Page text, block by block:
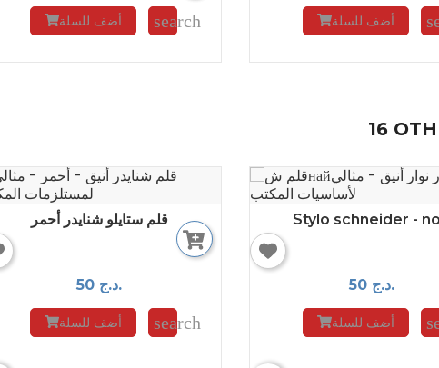
أضف للسلة أضف للسلة search
16
Stylo schneider -
50 د.ج.
أضف للسلة
قلم ستايلو شنايدر أحمر
50 د.ج.
أضف للسلة search